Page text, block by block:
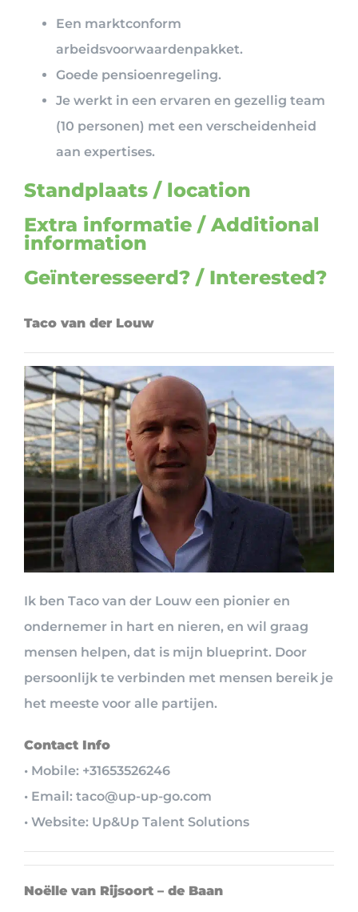
Een marktconform
arbeidsvoorwaardenpakket.
Goede pensioenregeling.
Je werkt in een ervaren en gezellig team
(10 personen) met een verscheidenheid
aan expertises.
Standplaats / location
Extra informatie / Additional
information
Geïnteresseerd? / Interested?
Taco van der Louw
Ik ben Taco van der Louw een pionier en
ondernemer in hart en nieren, en wil graag
mensen helpen, dat is mijn blueprint. Door
persoonlijk te verbinden met mensen bereik je
het meeste voor alle partijen.
Contact Info
• Mobile: +31653526246
• Email: taco@up-up-go.com
• Website: Up&Up Talent Solutions
Noëlle van Rijsoort – de Baan